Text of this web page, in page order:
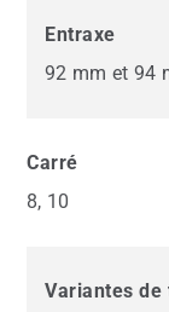
Entraxe
92 mm et 94
Carré
8, 10
Variantes de